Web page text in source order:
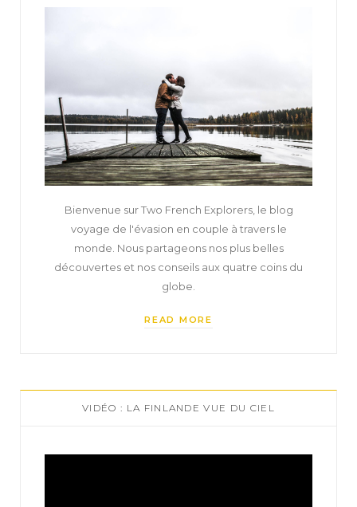
Bienvenue sur Two French Explorers, le blog
voyage de l'évasion en couple à travers le
monde. Nous partageons nos plus belles
découvertes et nos conseils aux quatre coins du
globe.
READ MORE
VIDÉO : LA FINLANDE VUE DU CIEL